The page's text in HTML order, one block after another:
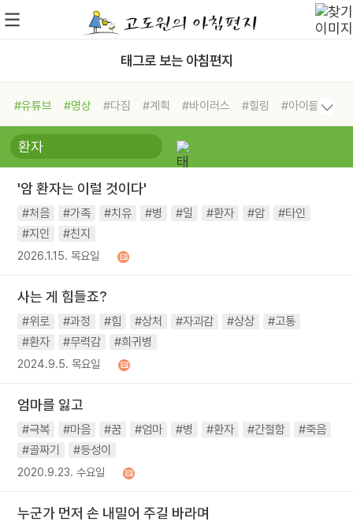
태그로 보는 아침편지
#유튜브 #명상 #다짐 #계획 #바이러스 #힐링
#아이들
#비전캠프
#독서캠프 #삶
#희망
#나눔 #친구 #링컨학교
#독서
#건강 #면역력
'암 환자는 이럴 것이다'
#처음 #가족 #치유 #병 #일 #환자 #암
#타인
#지인
#친지
2026.1.15. 목요일
사는 게 힘들죠?
#위로 #과정 #힘 #상처 #자괴감 #상상
#고통
#환자
#무력감 #희귀병
2024.9.5. 목요일
엄마를 잃고
#극복 #마음 #꿈 #엄마 #병 #환자 #간절함
#죽음
#골짜기
#등성이
2020.9.23. 수요일
누군가 먼저 손 내밀어 주길 바라며